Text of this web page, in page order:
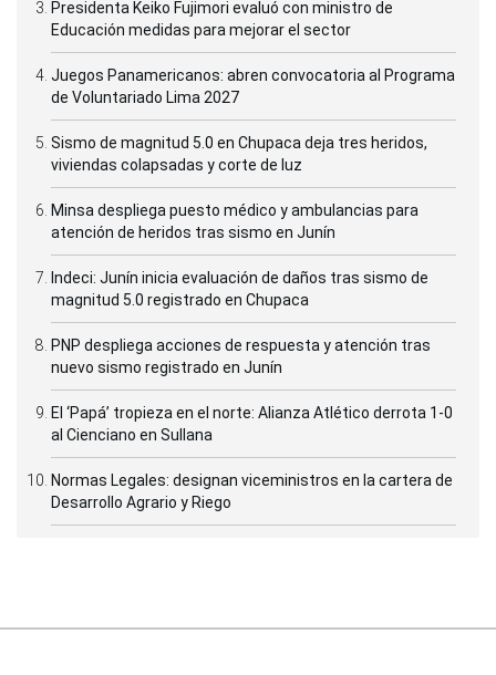
Presidenta Keiko Fujimori evaluó con ministro de
Educación medidas para mejorar el sector
Juegos Panamericanos: abren convocatoria al Programa
de Voluntariado Lima 2027
Sismo de magnitud 5.0 en Chupaca deja tres heridos,
viviendas colapsadas y corte de luz
Minsa despliega puesto médico y ambulancias para
atención de heridos tras sismo en Junín
Indeci: Junín inicia evaluación de daños tras sismo de
magnitud 5.0 registrado en Chupaca
PNP despliega acciones de respuesta y atención tras
nuevo sismo registrado en Junín
El ‘Papá’ tropieza en el norte: Alianza Atlético derrota 1-0
al Cienciano en Sullana
Normas Legales: designan viceministros en la cartera de
Desarrollo Agrario y Riego